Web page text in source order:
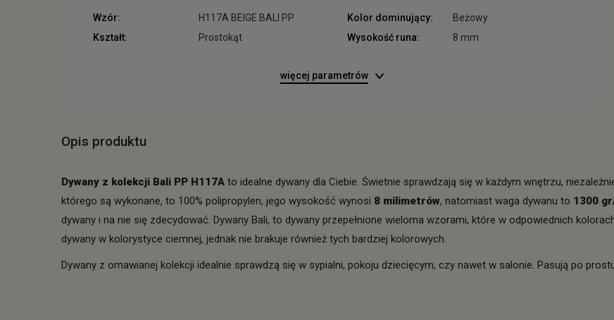
Wzór: H117A BEIGE BALI PP Kolor dominujący:
Beżowy
Kształt:
Prostokąt Wysokość runa: 8 mm
więcej parametrów
Opis produktu
Dywany z kolekcji Bali PP H117A to idealne dywany dla Ciebie. Świetnie sprawdzają się w każdym wnętrzu,
którego są wykonane, to 100% polipropylen, jego wysokość wynosi 8 milimetrów, natomiast waga dywanu to 1300
dywany i na nie się zdecydować. Dywany Bali, to dywany przepełnione wieloma wzorami, które w odpowiednich
dywany w kolorystyce ciemnej, jednak nie brakuje również tych bardziej kolorowych.
Dywany z omawianej kolekcji idealnie sprawdzą się w sypialni, pokoju dziecięcym, czy nawet w salonie. Pasują po